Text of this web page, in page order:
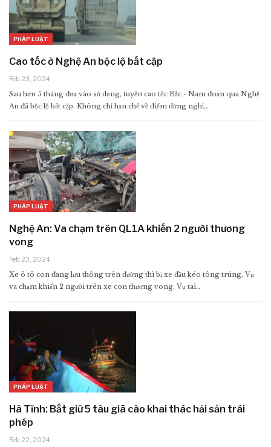
PHÁP LUẬT
Cao tốc ở Nghệ An bộc lộ bất cập
Feb 23, 2024
Sau hơn 5 tháng đưa vào sử dụng, tuyến cao tốc Bắc - Nam đoạn qua Nghệ
An đã bộc lộ bất cập. Không chỉ hạn chế về điểm dừng nghỉ,…
PHÁP LUẬT
Nghệ An: Va chạm trên QL1A khiến 2 người thương
vong
Feb 23, 2024
Xe ô tô con đang lưu thông trên đường thì bị xe đầu kéo tông trúng. Vụ
va chạm khiến 2 người trên xe con thương vong. Vụ tai…
PHÁP LUẬT
Hà Tĩnh: Bắt giữ 5 tàu giã cào khai thác hải sản trái
phép
Feb 22, 2024